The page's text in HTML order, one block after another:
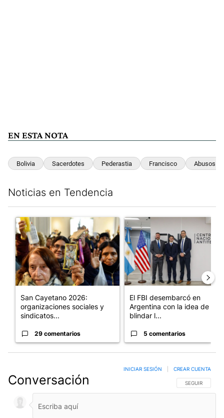
EN ESTA NOTA
Bolivia Sacerdotes Pederastia Francisco Abusos
Noticias en Tendencia
Un artículo de tendencia con el título "San Cayetano 2026:
San Cayetano 2026:
organizaciones sociales y
sindicatos...
29 comentarios
Un artículo de tendencia con
El FBI desembarcó en
Argentina con la idea de
blindar l...
5 comentarios
Conversación SIGA ESTA
SEGUIR
INICIAR SESIÓN CREAR CUENTA